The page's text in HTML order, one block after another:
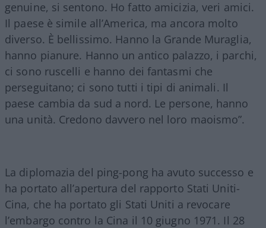
genuine, si sentono. Ho fatto amicizia, veri amici.
Il paese è simile all’America, ma ancora molto
diverso. È bellissimo. Hanno la Grande Muraglia,
hanno pianure. Hanno un antico palazzo, i parchi,
ci sono ruscelli e hanno dei fantasmi che
perseguitano; ci sono tutti i tipi di animali. Il
paese cambia da sud a nord. Le persone, hanno
una unità. Credono davvero nel loro maoismo”.
La diplomazia del ping-pong ha avuto successo e
ha portato all’apertura del rapporto Stati Uniti-
Cina, che ha portato gli Stati Uniti a revocare
l’embargo contro la Cina il 10 giugno 1971. Il 28